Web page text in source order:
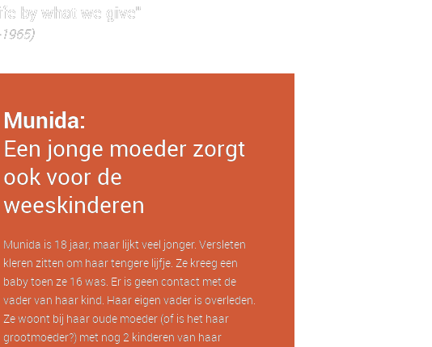
by what we give"
Munida:
Een jonge moeder zorgt
ook voor de
weeskinderen
Munida is 18 jaar, maar lijkt veel jonger. Versleten
kleren zitten om haar tengere lijfje. Ze kreeg een
baby toen ze 16 was. Er is geen contact met de
vader van haar kind. Haar eigen vader is overleden.
Ze woont bij haar oude moeder (of is het haar
grootmoeder?) met nog 2 kinderen van haar